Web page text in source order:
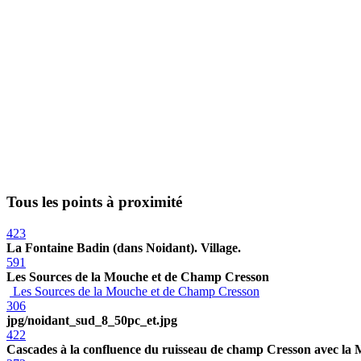
Tous les points à proximité
423
La Fontaine Badin (dans Noidant). Village.
591
Les Sources de la Mouche et de Champ Cresson
Les Sources de la Mouche et de Champ Cresson
306
jpg/noidant_sud_8_50pc_et.jpg
422
Cascades à la confluence du ruisseau de champ Cresson avec la